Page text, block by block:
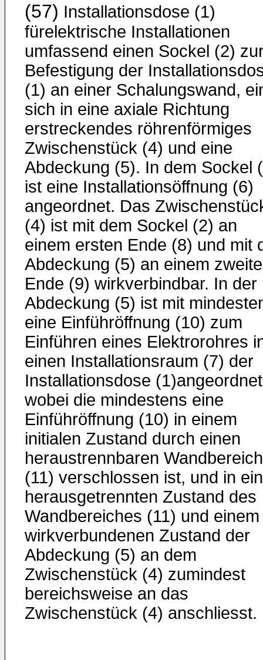
(57) Installationsdose (1)
fürelektrische Installationen
umfassend einen Sockel (2)
Befestigung der
(1) an einer Schalungswand,
sich in eine axiale Richtung
erstreckendes röhrenförmiges
Zwischenstück (4) und eine
Abdeckung (5). In dem Sockel
ist eine Installationsöffnung (6)
angeordnet. Das
(4) ist mit dem Sockel (2) an
einem ersten Ende (8) und mit
Abdeckung (5) an einem
Ende (9) wirkverbindbar. In der
Abdeckung (5) ist mit
eine Einführöffnung (10) zum
Einführen eines Elektrorohres
einen Installationsraum (7) der
Installationsdose
wobei die mindestens eine
Einführöffnung (10) in einem
initialen Zustand durch einen
heraustrennbaren Wandbereich
(11) verschlossen ist, und in
herausgetrennten Zustand des
Wandbereiches (11) und einem
wirkverbundenen Zustand der
Abdeckung (5) an dem
Zwischenstück (4) zumindest
bereichsweise an das
Zwischenstück (4) anschliesst.